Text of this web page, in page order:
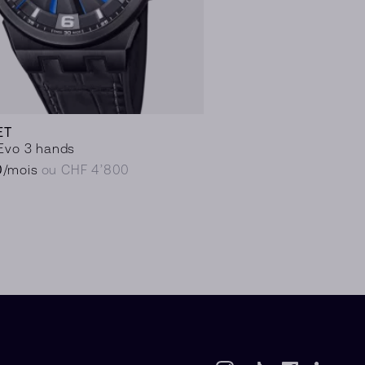
3 hands
/mois ou CHF 4’800